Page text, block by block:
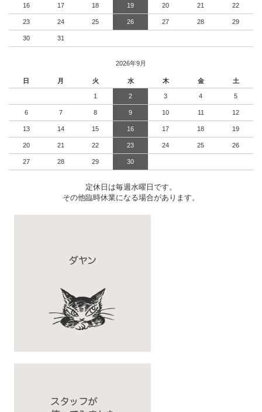
16 17 18 19 20 21 22
23 24 25 26 27 28 29
30 31
2026年9月
日 月 火 水 木 金 土
1 2 3 4 5
6 7 8 9 10 11 12
13 14 15 16 17 18 19
20 21 22 23 24 25 26
27 28 29 30
定休日は毎週水曜日です。
その他臨時休業になる場合があります。